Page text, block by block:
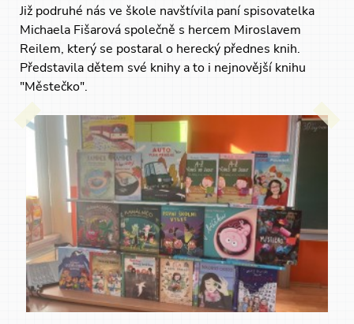
Již podruhé nás ve škole navštívila paní spisovatelka
Michaela Fišarová společně s hercem Miroslavem
Reilem, který se postaral o herecký přednes knih.
Představila dětem své knihy a to i nejnovější knihu
"Městečko".